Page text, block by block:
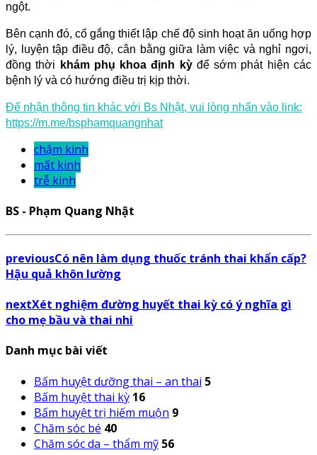
ngột.
Bên cạnh đó, cố gắng thiết lập chế độ sinh hoạt ăn uống hợp
lý, luyện tập điều độ, cân bằng giữa làm việc và nghỉ ngơi,
đồng thời
khám phụ khoa định kỳđể sớm phát hiện các
bệnh lý và có hướng điều trị kịp thời.
Để nhận thông tin khác với Bs Nhật, vui lòng nhấn vào link:
https://m.me/bsphamquangnhat
chậm kinh
mất kinh
trễ kinh
BS - Phạm Quang Nhật
previousCó nên làm dụng thuốc tránh thai khẩn cấp?
Hậu quả khôn lường
nextXét nghiệm đường huyết thai kỳ có ý nghĩa gì
cho mẹ bầu và thai nhi
Danh mục bài viết
Bấm huyệt dưỡng thai – an thai 5
Bấm huyệt thai kỳ 16
Bấm huyệt trị hiếm muộn 9
Chăm sóc bé 40
Chăm sóc da – thẩm mỹ 56